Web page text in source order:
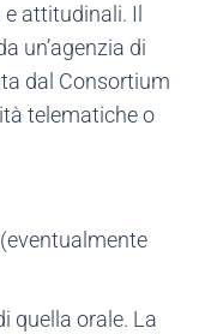
attitudinali. Il
un’agenzia di
dal Consortium
telematiche o
quella orale. La